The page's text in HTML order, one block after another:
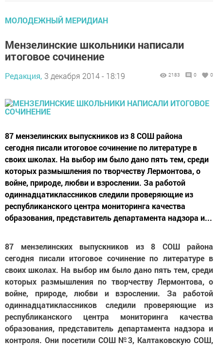
МОЛОДЕЖНЫЙ МЕРИДИАН
Мензелинские школьники написали
итоговое сочинение
Редакция, 3 декабря 2014 - 18:19 2183 0 0
87 мензелинских выпускников из 8 СОШ района
сегодня писали итоговое сочинение по литературе в
своих школах. На выбор им было дано пять тем, среди
которых размышления по творчеству Лермонтова, о
войне, природе, любви и взрослении. За работой
одиннадцатиклассников следили проверяющие из
республиканского центра мониторинга качества
образования, представитель департамента надзора и...
87 мензелинских выпускников из 8 СОШ района
сегодня писали итоговое сочинение по литературе в
своих школах. На выбор им было дано пять тем, среди
которых размышления по творчеству Лермонтова, о
войне, природе, любви и взрослении. За работой
одиннадцатиклассников следили проверяющие из
республиканского центра мониторинга качества
образования, представитель департамента надзора и
контроля. Они посетили СОШ №3, Калтаковскую СОШ,